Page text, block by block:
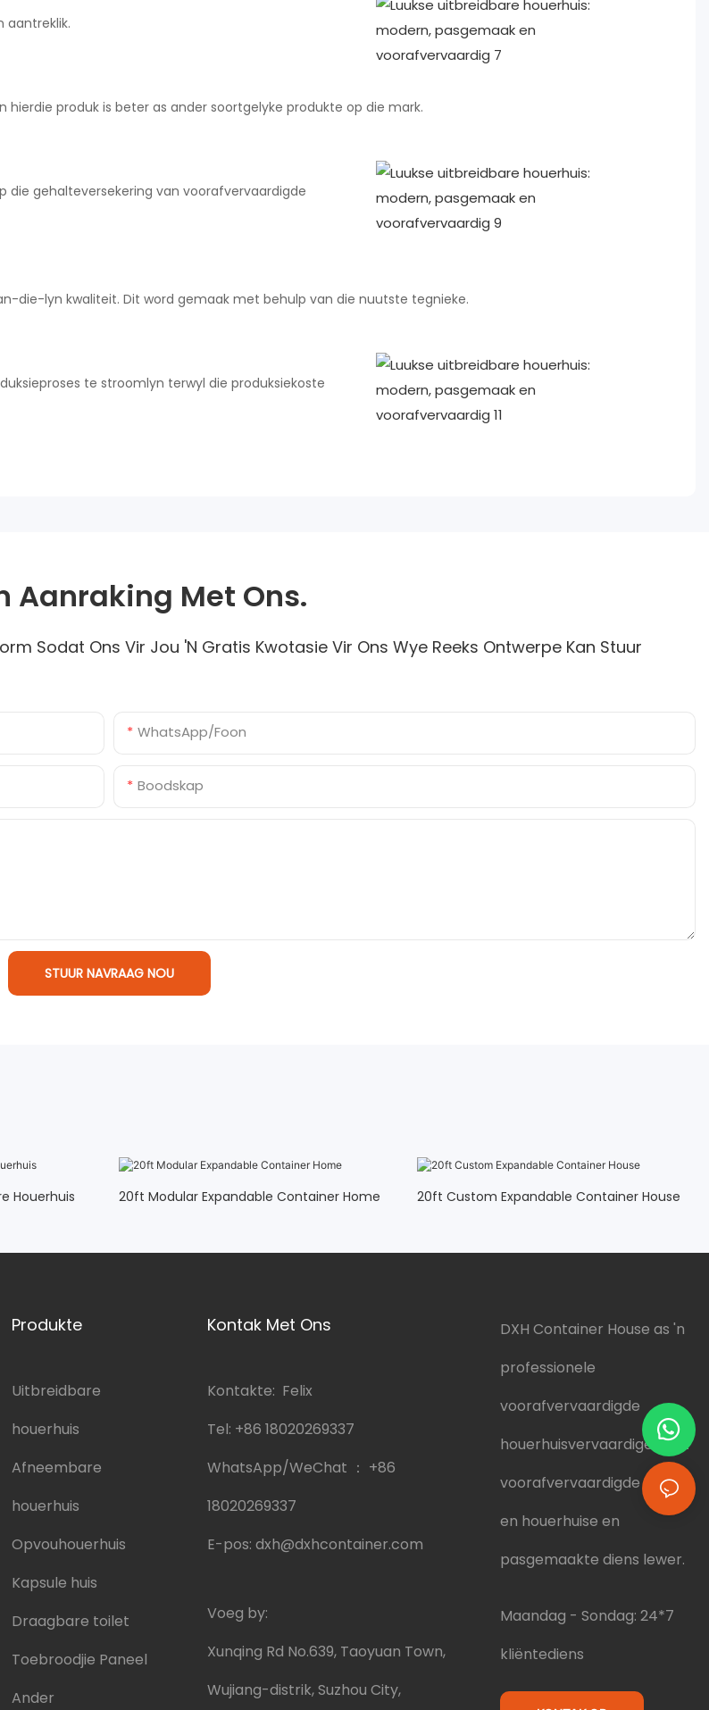
aantreklik.
hierdie produk is beter as ander soortgelyke produkte op die mark.
die gehalteversekering van voorafvervaardigde
die-lyn kwaliteit. Dit word gemaak met behulp van die nuutste tegnieke.
te stroomlyn terwyl die produksiekoste
Aanraking Met Ons.
Sodat Ons Vir Jou 'n Gratis Kwotasie Vir Ons Wye Reeks Ontwerpe Kan Stuur
WhatsApp/foon
Boodskap
STUUR NAVRAAG NOU
Houerhuis 20ft Modular Expandable Container Home 20ft Custom Expandable Container House
Produkte
Uitbreidbare
houerhuis
Afneembare
houerhuis
Opvouhouerhuis
Kapsule huis
Draagbare toilet
Toebroodjie Paneel
Ander
Kontak Met Ons
Kontakte: Felix
Tel: +86 18020269337
WhatsApp/WeChat ： +86
18020269337
E-pos: dxh@dxhcontainer.com
Voeg by:
Xunqing Rd No.639, Taoyuan Town,
Wujiang-distrik, Suzhou City,
DXH Container House as 'n
professionele
voorafvervaardigde
houerhuisvervaardiger wat
voorafvervaardigde huise
en houerhuise en
pasgemaakte diens lewer.
Maandag - Sondag: 24*7
kliëntediens